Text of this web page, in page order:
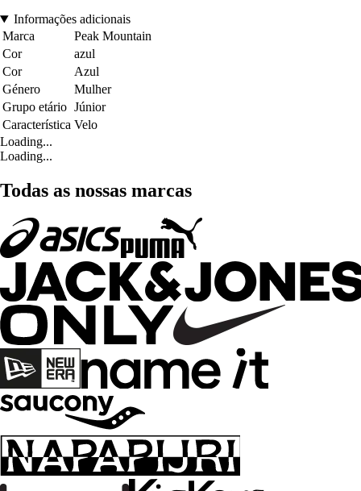
Informações adicionais
Marca
Peak Mountain
Cor
azul
Cor
Azul
Género
Mulher
Grupo etário Júnior
Característica Velo
Loading...
Loading...
Todas as nossas marcas